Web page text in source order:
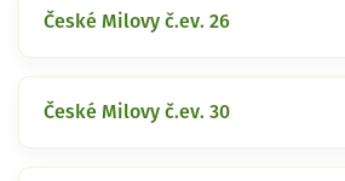
České Milovy č.ev. 26
České Milovy č.ev. 30